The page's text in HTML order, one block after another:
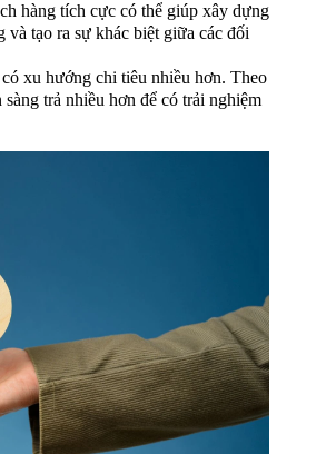
hàng tích cực có thể giúp xây dựng
và tạo ra sự khác biệt giữa các đối
xu hướng chi tiêu nhiều hơn. Theo
trả nhiều hơn để có trải nghiệm